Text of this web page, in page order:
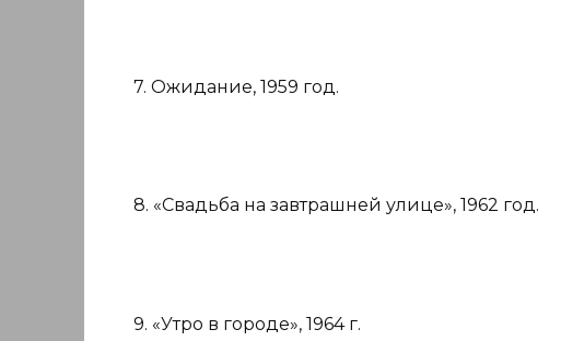
7. Ожидание, 1959 год.
8. «Свадьба на завтрашней улице», 1962 год.
9. «Утро в городе», 1964 г.